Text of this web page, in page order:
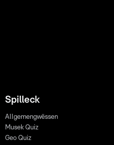
Spilleck
Allgemengwëssen
Musek Quiz
Geo Quiz